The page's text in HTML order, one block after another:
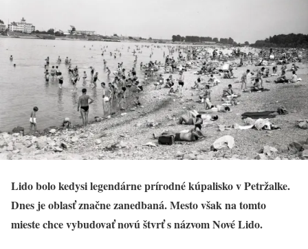
Lido bolo kedysi legendárne prírodné kúpalisko v Petržalke.
Dnes je oblasť značne zanedbaná. Mesto však na tomto
mieste chce vybudovať novú štvrť s názvom Nové Lido.